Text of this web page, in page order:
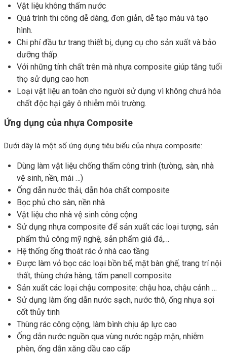
Vật liệu không thấm nước
Quá trình thi công dễ dàng, đơn giản, dễ tạo màu và tạo
hình.
Chi phí đầu tư trang thiết bị, dụng cụ cho sản xuất và bảo
dưỡng thấp.
Với những tính chất trên mà nhựa composite giúp tăng tuổi
thọ sử dụng cao hơn
Loại vật liệu an toàn cho người sử dụng vì không chưá hóa
chất độc hại gây ô nhiễm môi trường.
Ứng dụng của nhựa Composite
Dưới dây là một số ứng dụng tiêu biểu của nhựa composite:
Dùng làm vật liệu chống thấm công trình (tường, sàn, nhà
vệ sinh, nền, mái …)
Ống dẫn nước thải, dẫn hóa chất composite
Bọc phủ cho sàn, nền nhà
Vật liệu cho nhà vệ sinh công cộng
Sử dụng nhựa composite để sản xuất các loại tượng, sản
phẩm thủ công mỹ nghệ, sản phẩm giá đá,…
Hệ thống ống thoát rác ở nhà cao tầng
Được làm vỏ bọc các loại bồn bể, mặt bàn ghế, trang trí nội
thất, thùng chứa hàng, tấm panell composite
Sản xuất các loại chậu composite: chậu hoa, chậu cảnh …
Sử dụng làm ống dẫn nước sạch, nước thô, ống nhựa sợi
cốt thủy tinh
Thùng rác công cộng, làm bình chịu áp lực cao
Ống dẫn nước nguồn qua vùng nước ngập mặn, nhiễm
phèn, ống dẫn xăng dầu cao cấp